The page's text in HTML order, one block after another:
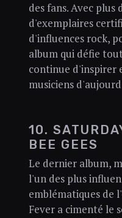
des fans. Avec plus
d'exemplaires
d'influences rock,
album qui défie
continue d'inspirer
musiciens
10.
BEE GEES
Le dernier album,
l'un des plus
emblématiques de
Fever a cimenté le